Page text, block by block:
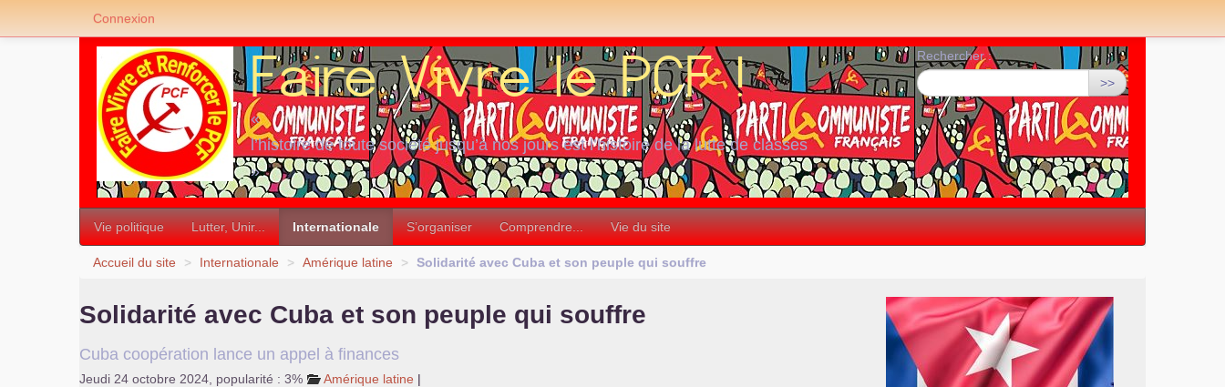
«
l’histoire de toute société jusqu’à nos jours est l’histoire de la lutte de classes
»
Rechercher :
>>
Vie politique Lutter, Unir... Internationale S’organiser Comprendre... Vie du site
Accueil du site > Internationale > Amérique latine > Solidarité avec Cuba et son peuple qui souffre
Solidarité avec Cuba et son peuple qui souffre
Cuba coopération lance un appel à finances
Jeudi 24 octobre 2024 popularité : 3% Amérique latine |
Connexion